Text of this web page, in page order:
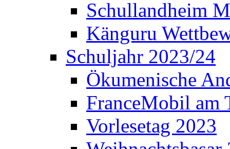
Schullandheim
Känguru
Schuljahr 2023/24
Ökumenische
FranceMobil am
Vorlesetag 2023